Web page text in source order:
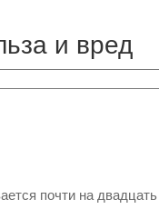
и вред
почти на